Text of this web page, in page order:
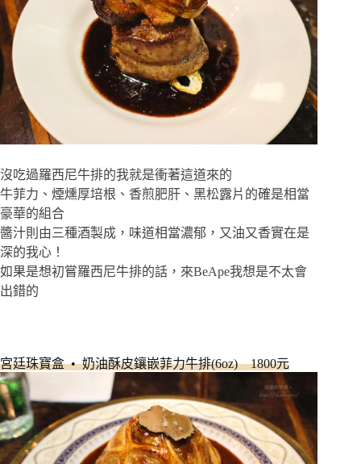
沒吃過羅西尼牛排的我就是衝著這道來的
牛菲力、煙燻厚培根、香煎肥肝、黑松露片的確是相當
豪華的組合
醬汁則由三種酒製成，味道相當濃郁，又油又香實在是
深的我心！
如果是想初嘗羅西尼牛排的話，來BeApe我想是不太會
出錯的
宮廷珠寶盒 • 奶油酥皮鑲嵌菲力牛排(6oz) 1800元